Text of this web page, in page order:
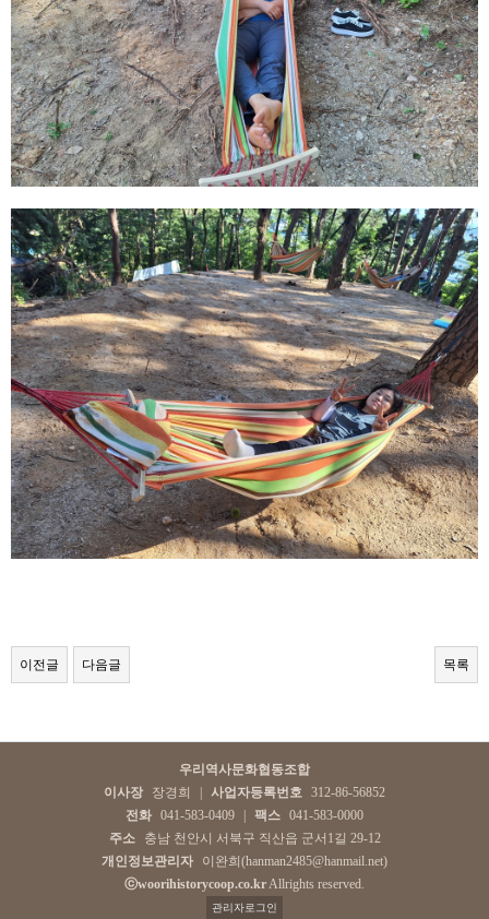
이전글 다음글 목록
우리역사문화협동조합
이사장
장경희 사업자등록번호 312-86-56852
전화 041-583-0409 팩스 041-583-0000
주소
충남 천안시 서북구 직산읍 군서1길 29-12
개인정보관리자
이완희(hanman2485@hanmail.net)
ⓒwoorihistorycoop.co.krAllrights reserved.
관리자로그인